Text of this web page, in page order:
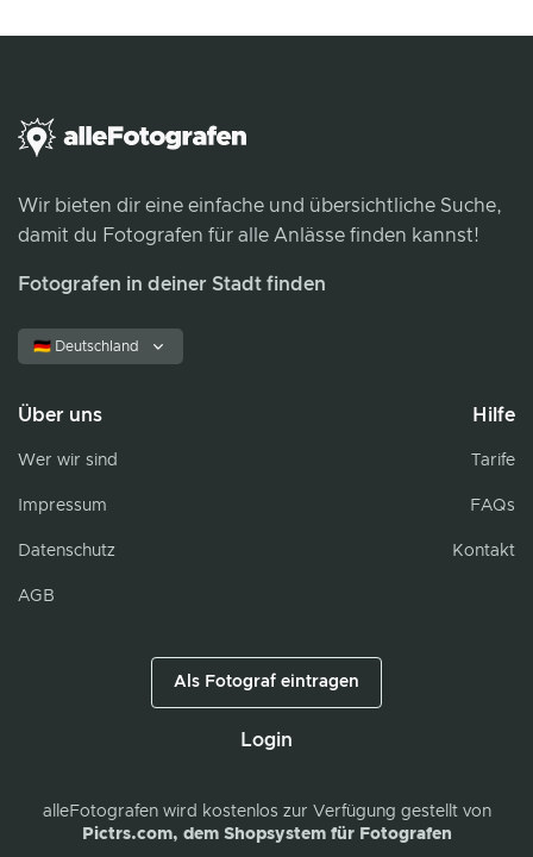
Wir bieten dir eine einfache und übersichtliche Suche,
damit du Fotografen für alle Anlässe finden kannst!
Fotografen in deiner Stadt finden
🇩🇪 Deutschland
Über uns
Wer wir sind
Impressum
Datenschutz
AGB
Hilfe
Tarife
FAQs
Kontakt
Als Fotograf eintragen
Login
alleFotografenwird kostenlos zur Verfügung gestellt von
Pictrs.com, dem Shopsystem für Fotografen